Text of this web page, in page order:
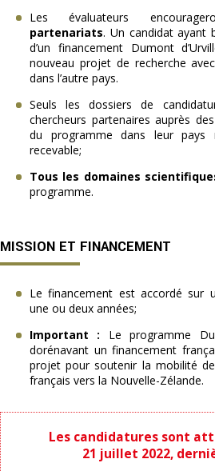
Les évaluateurs
partenariats. Un candidat ayant
d’un financement Dumont
nouveau projet de recherche
dans l’autre pays.
Seuls les dossiers de
chercheurs partenaires auprès
du programme dans leur pays
recevable;
Tous les domaines
programme.
MISSION ET FINANCEMENT
Le financement est accordé sur
une ou deux années;
Important : Le programme
dorénavant un financement
projet pour soutenir la mobilité
français vers la Nouvelle-Zélande.
Les candidatures sont
21 juillet 2022,